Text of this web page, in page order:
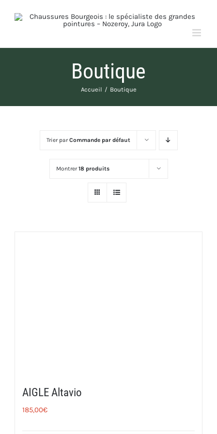
Boutique
Accueil Boutique
Trier parCommande par défaut
Montrer18 produits
AIGLE Altavio
185,00€